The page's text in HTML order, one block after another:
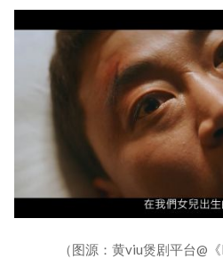
（图源：黄viu煲剧平台@